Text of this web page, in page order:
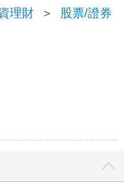
理財 ＞ 股票/證券